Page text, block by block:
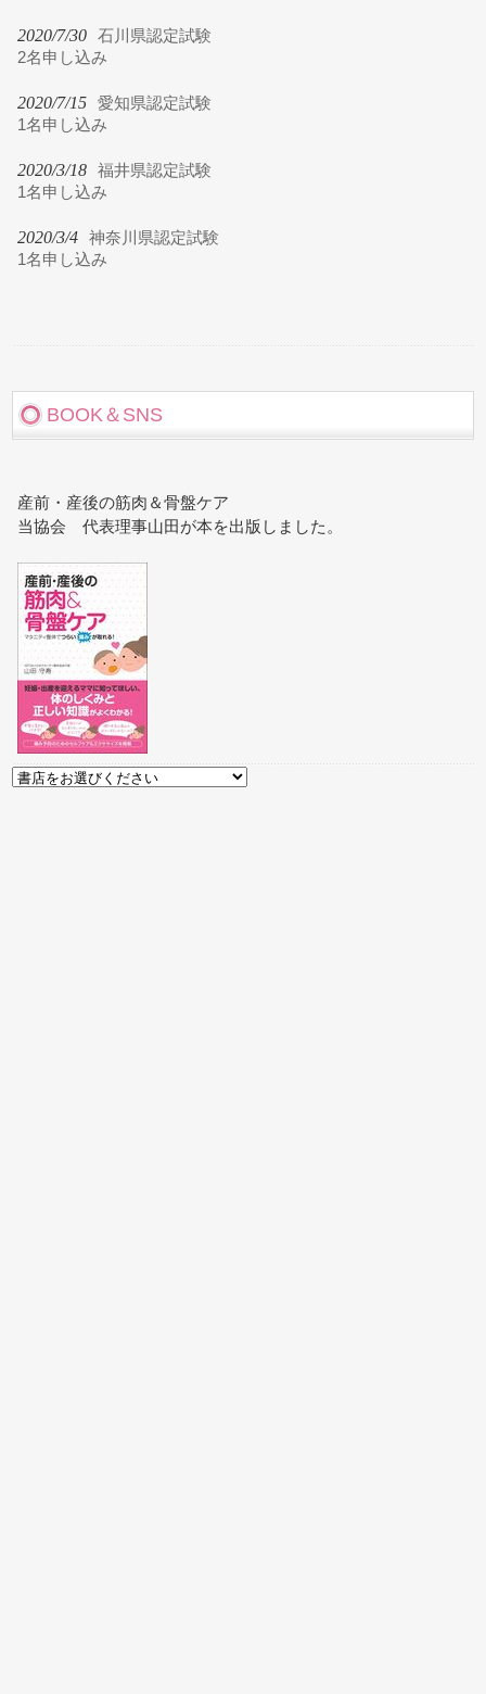
2020/7/30
石川県認定試験
2名申し込み
2020/7/15
愛知県認定試験
1名申し込み
2020/3/18
福井県認定試験
1名申し込み
2020/3/4
神奈川県認定試験
1名申し込み
BOOK＆SNS
産前・産後の筋肉＆骨盤ケア
当協会 代表理事山田が本を出版しました。